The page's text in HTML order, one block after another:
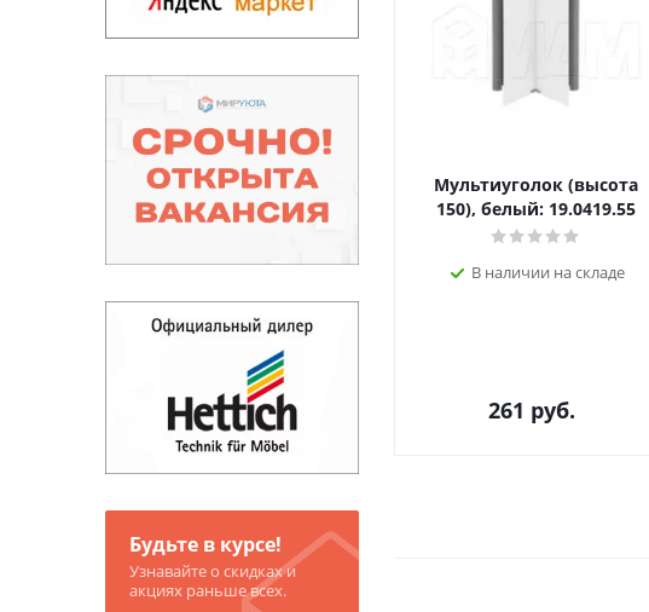
Мультиуголок (высота
150), белый: 19.0419.55
В наличии на складе
261 руб.
Будьте в курсе!
Узнавайте о скидках и
акциях раньше всех.